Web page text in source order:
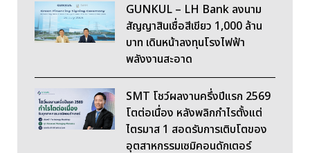
GUNKUL – LH Bank ลงนาม
สัญญาสินเชื่อสีเขียว 1,000 ล้าน
บาท เดินหน้าลงทุนโรงไฟฟ้า
พลังงานสะอาด
SMT โชว์ผลงานครึ่งปีแรก 2569
โตต่อเนื่อง หลังพลิกกำไรตั้งแต่
ไตรมาส 1 สอดรับการเติบโตของ
อุตสาหกรรมเซมิคอนดักเตอร์